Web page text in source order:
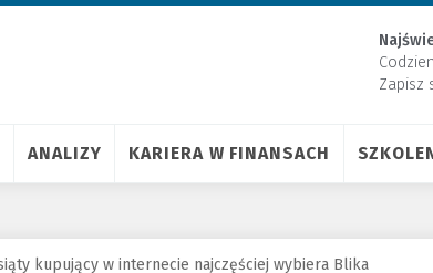
Zapisz
ANALIZY KARIERA W FINANSACH
kupujący w internecie najczęściej wybiera Blika